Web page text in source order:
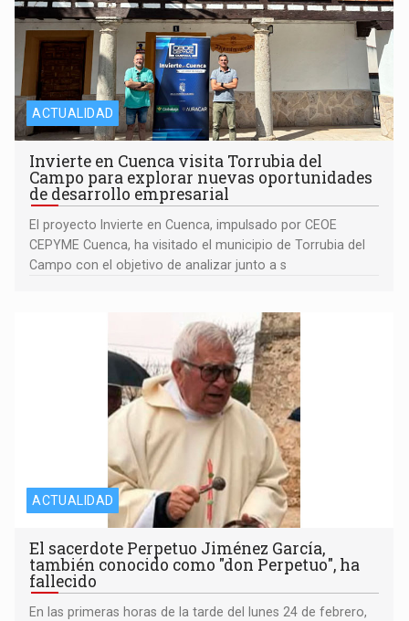
ACTUALIDAD
Invierte en Cuenca visita Torrubia del
Campo para explorar nuevas oportunidades
de desarrollo empresarial
El proyecto Invierte en Cuenca, impulsado por CEOE
CEPYME Cuenca, ha visitado el municipio de Torrubia del
Campo con el objetivo de analizar junto a s
ACTUALIDAD
El sacerdote Perpetuo Jiménez García,
también conocido como "don Perpetuo", ha
fallecido
En las primeras horas de la tarde del lunes 24 de febrero,